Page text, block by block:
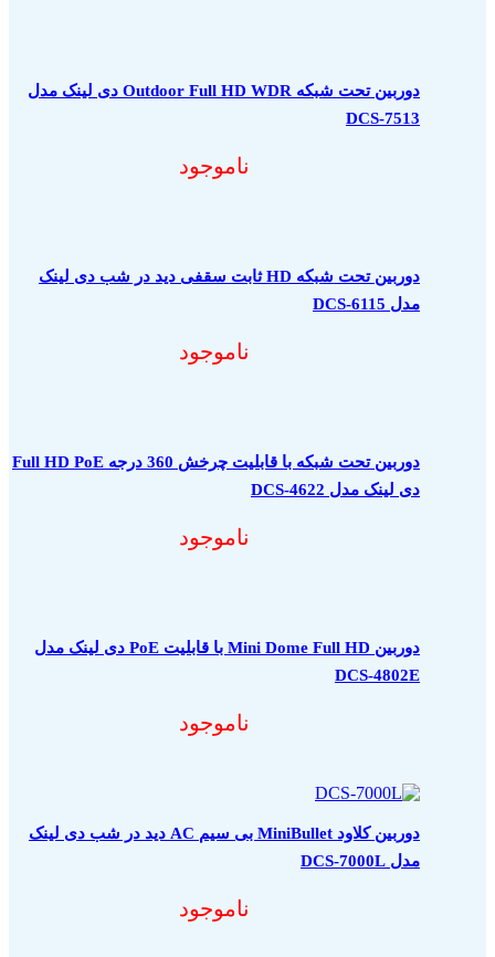
دوربین تحت شبکه Outdoor Full HD WDR دی لینک مدل
DCS-7513
ناموجود
دوربین تحت شبکه HD ثابت سقفی دید در شب دی لینک
مدل DCS-6115
ناموجود
دوربین تحت شبکه با قابلیت چرخش 360 درجه Full HD PoE
دی لینک مدل DCS-4622
ناموجود
دوربین Mini Dome Full HD با قابلیت PoE دی لینک مدل
DCS-4802E
ناموجود
دوربین کلاود MiniBullet بی سیم AC دید در شب دی لینک
مدل DCS-7000L
ناموجود